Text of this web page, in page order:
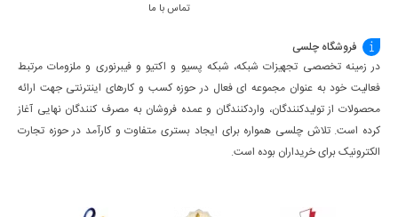
تماس با ما
فروشگاه چلسی
در زمینه تخصصی تجهیزات شبکه، شبکه پسیو و اکتیو و فیبرنوری و ملزومات مرتبط
فعالیت خود به عنوان مجموعه ای فعال در حوزه کسب ‌و کارهای اینترنتی جهت ارائه
محصولات از تولیدکنندگان، واردکنندگان و عمده فروشان به مصرف کنندگان نهایی آغاز
کرده است. تلاش چلسی همواره برای ایجاد بستری متفاوت و کارآمد در حوزه تجارت
الکترونیک برای خریداران بوده است.